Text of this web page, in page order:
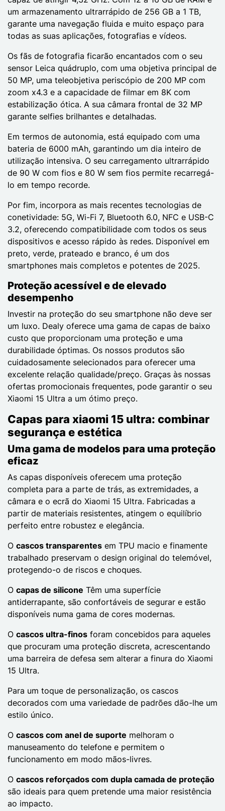
um armazenamento ultrarrápido de 256 GB a 1 TB,
garante uma navegação fluida e muito espaço para
todas as suas aplicações, fotografias e vídeos.
Os fãs de fotografia ficarão encantados com o seu
sensor Leica quádruplo, com uma objetiva principal de
50 MP, uma teleobjetiva periscópio de 200 MP com
zoom x4.3 e a capacidade de filmar em 8K com
estabilização ótica. A sua câmara frontal de 32 MP
garante selfies brilhantes e detalhadas.
Em termos de autonomia, está equipado com uma
bateria de 6000 mAh, garantindo um dia inteiro de
utilização intensiva. O seu carregamento ultrarrápido
de 90 W com fios e 80 W sem fios permite recarregá-
lo em tempo recorde.
Por fim, incorpora as mais recentes tecnologias de
conetividade: 5G, Wi-Fi 7, Bluetooth 6.0, NFC e USB-C
3.2, oferecendo compatibilidade com todos os seus
dispositivos e acesso rápido às redes. Disponível em
preto, verde, prateado e branco, é um dos
smartphones mais completos e potentes de 2025.
Proteção acessível e de elevado
desempenho
Investir na proteção do seu smartphone não deve ser
um luxo. Dealy oferece uma gama de capas de baixo
custo que proporcionam uma proteção e uma
durabilidade óptimas. Os nossos produtos são
cuidadosamente selecionados para oferecer uma
excelente relação qualidade/preço. Graças às nossas
ofertas promocionais frequentes, pode garantir o seu
Xiaomi 15 Ultra a um ótimo preço.
Capas para xiaomi 15 ultra: combinar
segurança e estética
Uma gama de modelos para uma proteção
eficaz
As capas disponíveis oferecem uma proteção
completa para a parte de trás, as extremidades, a
câmara e o ecrã do Xiaomi 15 Ultra. Fabricadas a
partir de materiais resistentes, atingem o equilíbrio
perfeito entre robustez e elegância.
O cascos transparentes em TPU macio e finamente
trabalhado preservam o design original do telemóvel,
protegendo-o de riscos e choques.
O capas de silicone Têm uma superfície
antiderrapante, são confortáveis de segurar e estão
disponíveis numa gama de cores modernas.
O cascos ultra-finos foram concebidos para aqueles
que procuram uma proteção discreta, acrescentando
uma barreira de defesa sem alterar a finura do Xiaomi
15 Ultra.
Para um toque de personalização, os cascos
decorados com uma variedade de padrões dão-lhe um
estilo único.
O cascos com anel de suporte melhoram o
manuseamento do telefone e permitem o
funcionamento em modo mãos-livres.
O cascos reforçados com dupla camada de proteção
são ideais para quem pretende uma maior resistência
ao impacto.